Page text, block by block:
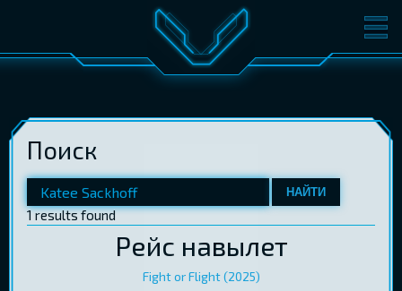
ФИЛЬМЫ БИЛЕТЫ
КОНФЕРЕНЦИИ
ПОДАРОЧНЫЕ КАРТЫ
Поиск
НАЙТИ
1 results found
Рейс навылет
Fight or Flight (2025)